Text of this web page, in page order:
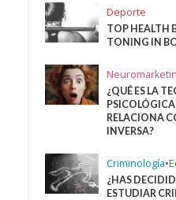
Deporte
TOP HEALTH
TONING IN
¿QUÉ ES LA
RELACIONA
INVERSA?
Criminología•
¿HAS
ESTUDIAR